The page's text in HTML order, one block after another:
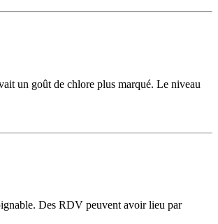
un goût de chlore plus marqué. Le niveau
Des RDV peuvent avoir lieu par